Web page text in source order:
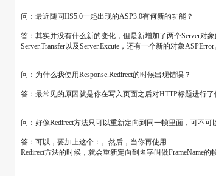
问：最近随同IIS5.0一起出现的ASP3.0有何新的功能？
答：其实并没有什么新的变化，但是新增加了两个Server对象
Server.Transfer以及Server.Excute，还有一个新的对象
问：为什么我使用Response.Redirect的时候出现错误？
答：最常见的原因就是你在写入页面之后对HTTP标题进
问：好像Redirect方法只可以重新定向到同一帧里面，可不可
答：可以，要加上这个：。然后，当你再使用
Redirect方法的时候，就会重新定向到名字叫做FrameName的